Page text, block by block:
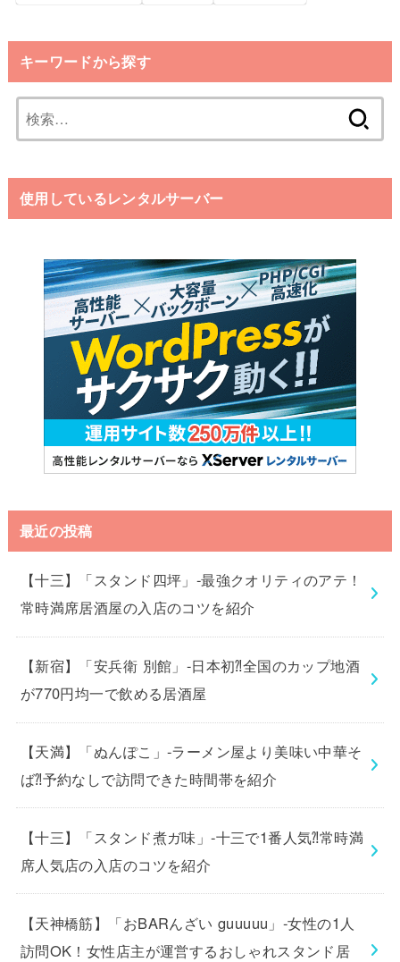
キーワードから探す
索:
使用しているレンタルサーバー
最近の投稿
【十三】「スタンド四坪」-最強クオリティのアテ！
常時満席居酒屋の入店のコツを紹介
【新宿】「安兵衛 別館」-日本初⁈全国のカップ地酒
が770円均一で飲める居酒屋
【天満】「ぬんぽこ」-ラーメン屋より美味い中華そ
ば⁈予約なしで訪問できた時間帯を紹介
【十三】「スタンド煮ガ味」-十三で1番人気⁈常時満
席人気店の入店のコツを紹介
【天神橋筋】「おBARんざい guuuuu」-女性の1人
訪問OK！女性店主が運営するおしゃれスタンド居